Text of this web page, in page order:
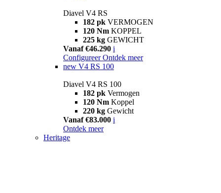
Diavel V4 RS
182 pk VERMOGEN
120 Nm KOPPEL
225 kg GEWICHT
Vanaf €46.290 i
Configureer Ontdek meer
new V4 RS 100
Diavel V4 RS 100
182 pk Vermogen
120 Nm Koppel
220 kg Gewicht
Vanaf €83.000 i
Ontdek meer
Heritage